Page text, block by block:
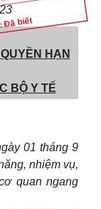
Đã biết
HẠN
BỘ Y TẾ
01 tháng 9
nhiệm vụ,
quan ngang